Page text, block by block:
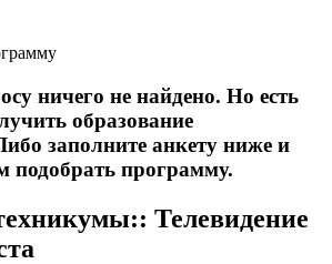
ничего не найдено. Но есть
образование
заполните анкету ниже и
программу.
Телевидение